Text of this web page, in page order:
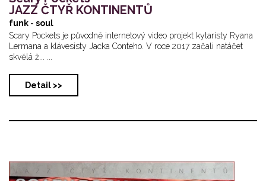
JAZZ ČTYŘ KONTINENTŮ
funk - soul
Scary Pockets je původně internetový video projekt kytaristy Ryana
Lermana a klávesisty Jacka Conteho. V roce 2017 začali natáčet
skvělá ž... ...
Detail >>